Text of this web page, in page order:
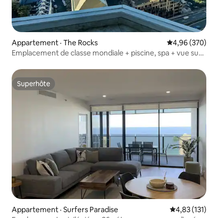
Appartement · The Rocks Note
4,96 (370)
Emplacement de classe mondiale + piscine, spa + vue sur
Superhôte
Superhôte
Appartement · Surfers Paradise Note
4,83 (131)